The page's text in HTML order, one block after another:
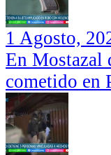
1 Agosto,
En Mostazal
cometido en